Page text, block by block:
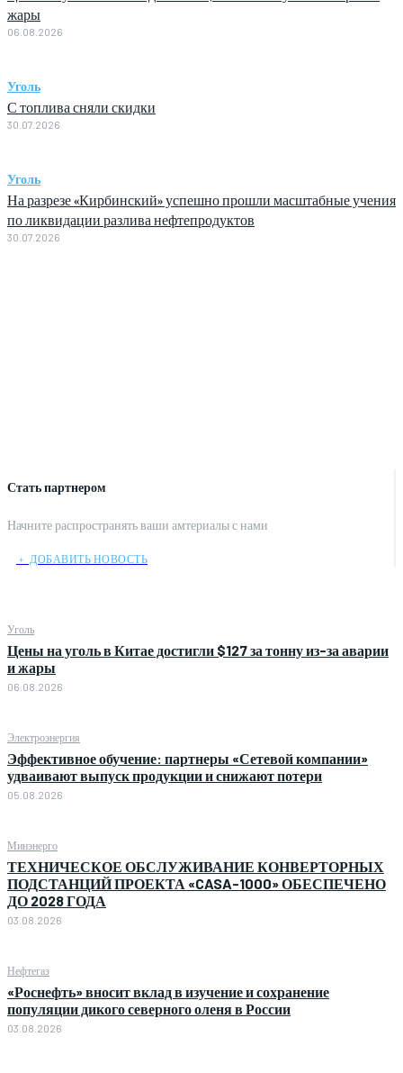
Стать партнером
Начните распространять ваши амтериалы с нами
﹢ ДОБАВИТЬ НОВОСТЬ
Уголь
Цены на уголь в Китае достигли $127 за тонну из-за аварии
и жары
06.08.2026
Электроэнергия
Эффективное обучение: партнеры «Сетевой компании»
удваивают выпуск продукции и снижают потери
05.08.2026
Минэнерго
ТЕХНИЧЕСКОЕ ОБСЛУЖИВАНИЕ КОНВЕРТОРНЫХ
ПОДСТАНЦИЙ ПРОЕКТА «CASA-1000» ОБЕСПЕЧЕНО
ДО 2028 ГОДА
03.08.2026
Нефтегаз
«Роснефть» вносит вклад в изучение и сохранение
популяции дикого северного оленя в России
03.08.2026
жары
06.08.2026
Уголь
С топлива сняли скидки
30.07.2026
Уголь
На разрезе «Кирбинский» успешно прошли масштабные учения
по ликвидации разлива нефтепродуктов
30.07.2026